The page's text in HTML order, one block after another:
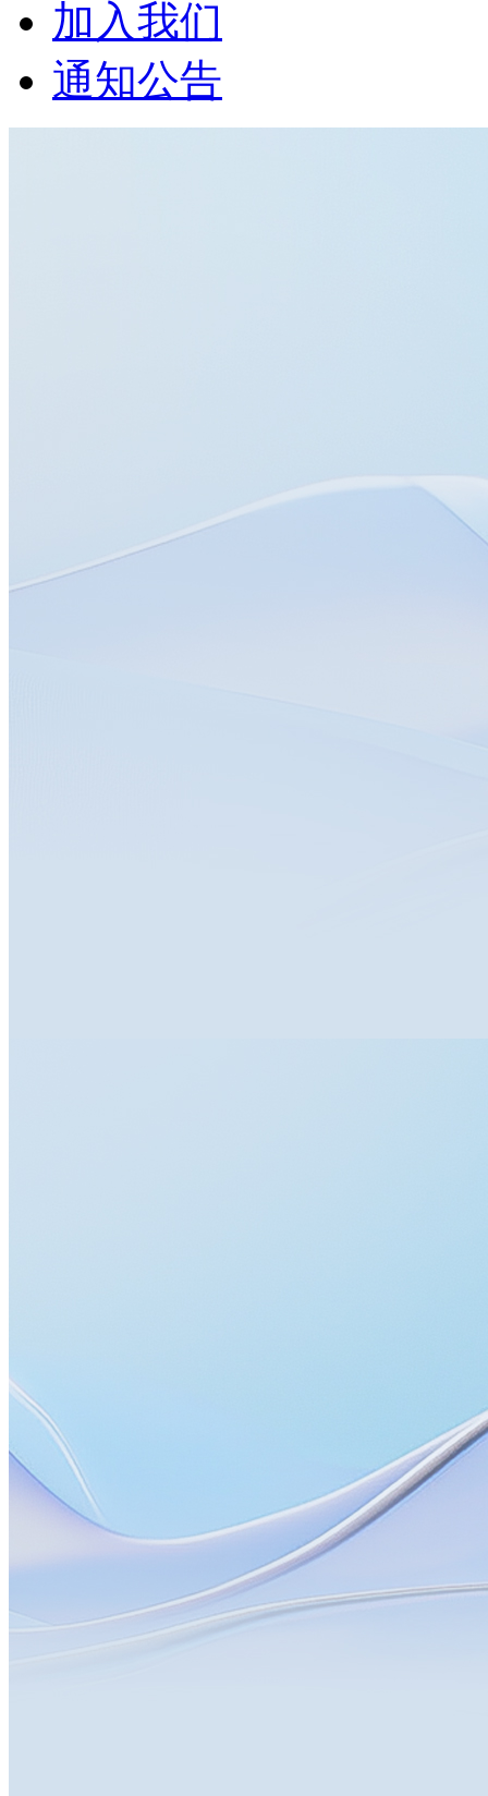
加入我们
通知公告